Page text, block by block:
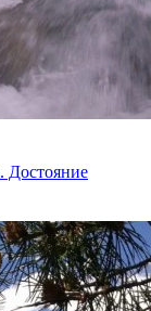
Достояние